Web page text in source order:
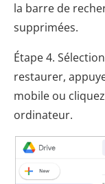
la barre de
supprimées.
Étape 4.
restaurer,
mobile ou
ordinateur.